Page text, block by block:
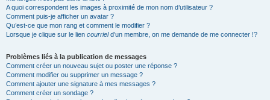
A quoi correspondent les images à proximité de mon nom d’utilisateur ?
Comment puis-je afficher un avatar ?
Qu’est-ce que mon rang et comment le modifier ?
Lorsque je clique sur le lien courrield’un membre, on me demande de me connecter !?
Problèmes liés à la publication de messages
Comment créer un nouveau sujet ou poster une réponse ?
Comment modifier ou supprimer un message ?
Comment ajouter une signature à mes messages ?
Comment créer un sondage ?